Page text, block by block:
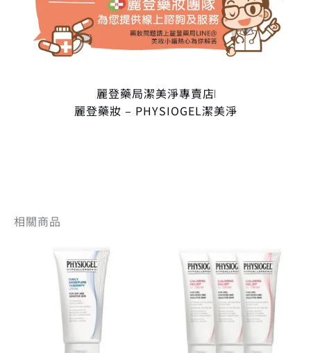
麗登藥局潔美淨專賣店
麗登藥妝 – PHYSIOGEL潔美淨
相關商品
始
價
格：
NT$ 999。 NT$ 799。
始
價
格：
NT$ 3,300。